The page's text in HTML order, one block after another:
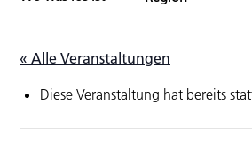
« Alle Veranstaltungen
Diese Veranstaltung hat bereits